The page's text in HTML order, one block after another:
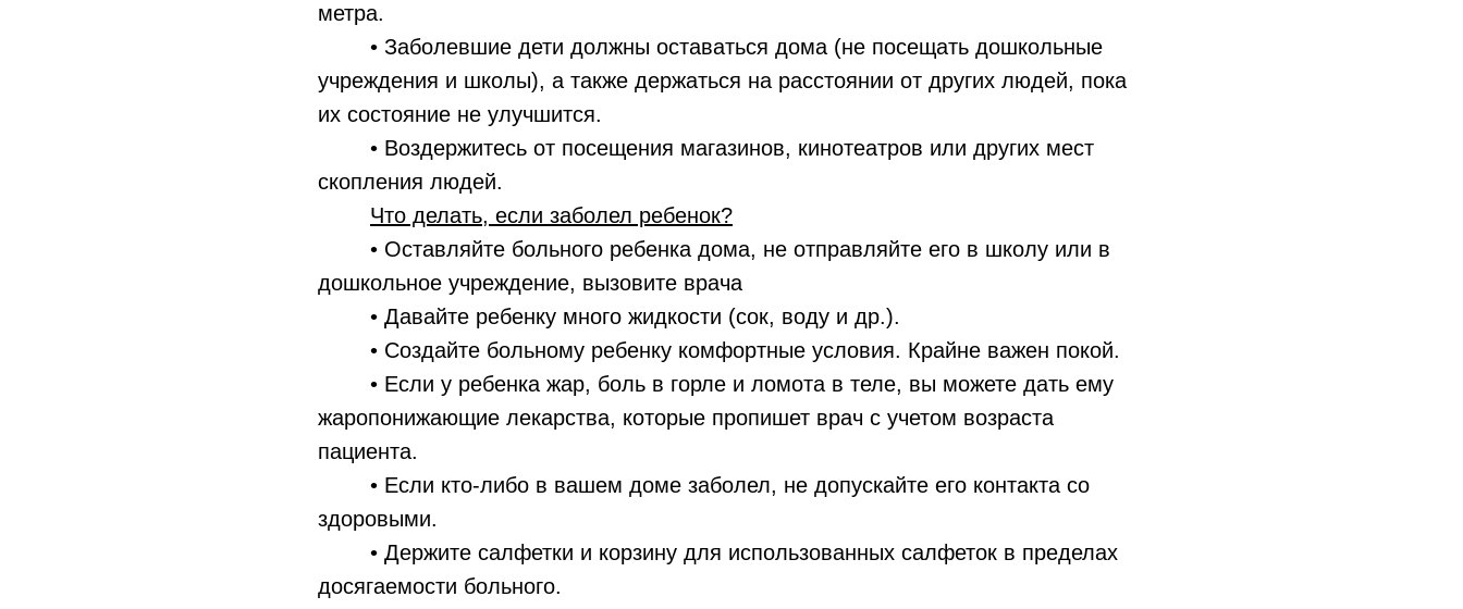
метра.
• Заболевшие дети должны оставаться дома (не посещать дошкольные
учреждения и школы), а также держаться на расстоянии от других людей, пока
их состояние не улучшится.
• Воздержитесь от посещения магазинов, кинотеатров или других мест
скопления людей.
Что делать, если заболел ребенок?
• Оставляйте больного ребенка дома, не отправляйте его в школу или в
дошкольное учреждение, вызовите врача
• Давайте ребенку много жидкости (сок, воду и др.).
• Создайте больному ребенку комфортные условия. Крайне важен покой.
• Если у ребенка жар, боль в горле и ломота в теле, вы можете дать ему
жаропонижающие лекарства, которые пропишет врач с учетом возраста
пациента.
• Если кто-либо в вашем доме заболел, не допускайте его контакта со
здоровыми.
• Держите салфетки и корзину для использованных салфеток в пределах
досягаемости больного.